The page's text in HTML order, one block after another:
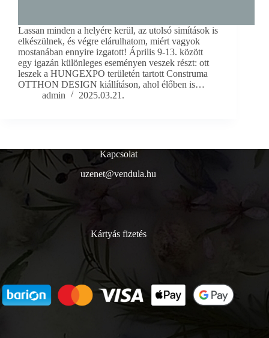
Lassan minden a helyére kerül, az utolsó simítások is
elkészülnek, és végre elárulhatom, miért vagyok
mostanában ennyire izgatott! Április 9-13. között
egy igazán különleges eseményen veszek részt: ott
leszek a HUNGEXPO területén tartott Construma
OTTHON DESIGN kiállításon, ahol élőben is…
admin
2025.03.21.
Kapcsolat
uzenet@vendula.hu
Kártyás fizetés